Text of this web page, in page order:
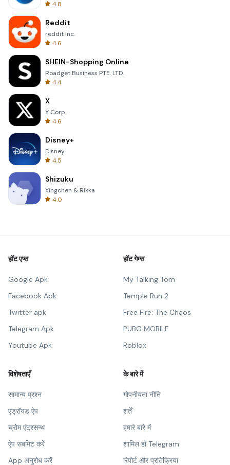
4.8
Reddit
reddit Inc.
4.6
SHEIN-Shopping Online
Roadget Business PTE. LTD.
4.4
X
X Corp.
4.6
Disney+
Disney
4.5
Shizuku
Xingchen & Rikka
4.0
हॉट एप्स
Google Apk
Facebook Apk
Twitter apk
Telegram Apk
Youtube Apk
हॉट गेम्स
My Talking Tom
Temple Run 2
Free Fire: The Chaos
PUBG MOBILE
Roblox
विशेषताएँ
सामान्य प्रश्न
एंड्रॉयड ऐप
च्रोम एंट्रसन्थ
ऐप सबमिट करें
App अनुरोध करें
के बारे में
गोपनीयता नीति
शर्तें
हमारे बारे में
शामिल हों Telegram
रिपोर्ट और प्रतिक्रिया